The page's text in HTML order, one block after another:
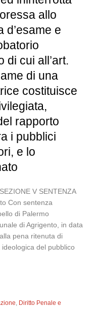
allo
d’esame e
di cui all’art.
di una
costituisce
rapporto
i pubblici
e lo
V SENTENZA
Con sentenza
di Palermo
di Agrigento, in data
pena ritenuta di
del pubblico
, Diritto Penale e